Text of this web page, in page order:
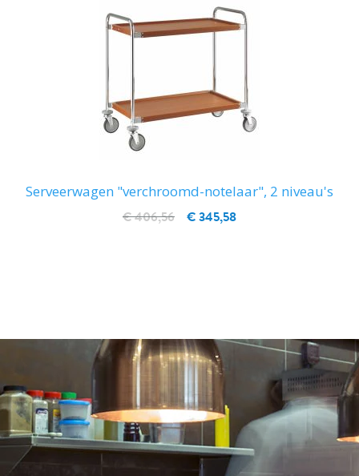
Serveerwagen "verchroomd-notelaar", 2 niveau's
€ 345,58
€ 406,56